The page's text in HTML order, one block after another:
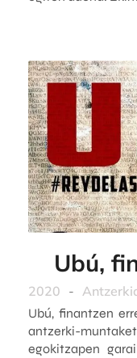
Ubú,
2020 -
Ubú, finantzen
antzerki-
egokitzapen